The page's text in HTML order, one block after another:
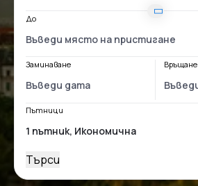
До
Заминаване Връщане
Пътници
Търси